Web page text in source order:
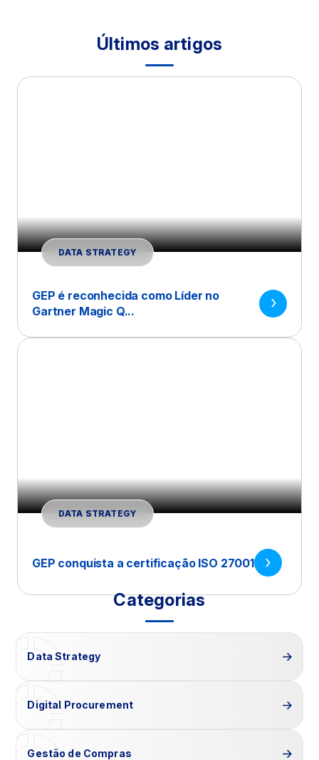
Últimos artigos
DATA STRATEGY
GEP é reconhecida como Líder no
Gartner Magic Q...
DATA STRATEGY
GEP conquista a certificação ISO 27001
Categorias
Data Strategy
Digital Procurement
Gestão de Compras